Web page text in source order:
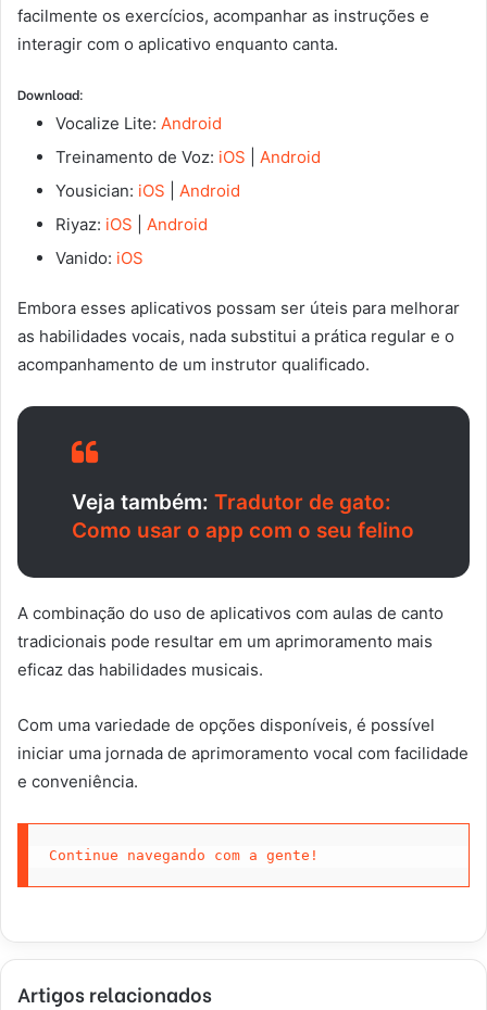
facilmente os exercícios, acompanhar as instruções e
interagir com o aplicativo enquanto canta.
Download:
Vocalize Lite: Android
Treinamento de Voz: iOS
Android
Yousician: iOS
Android
Riyaz: iOS
Android
Vanido: iOS
Embora esses aplicativos possam ser úteis para melhorar
as habilidades vocais, nada substitui a prática regular e o
acompanhamento de um instrutor qualificado.
Veja também: Tradutor de gato:
Como usar o app com o seu felino
A combinação do uso de aplicativos com aulas de canto
tradicionais pode resultar em um aprimoramento mais
eficaz das habilidades musicais.
Com uma variedade de opções disponíveis, é possível
iniciar uma jornada de aprimoramento vocal com facilidade
e conveniência.
Continue navegando com a gente!
Artigos relacionados